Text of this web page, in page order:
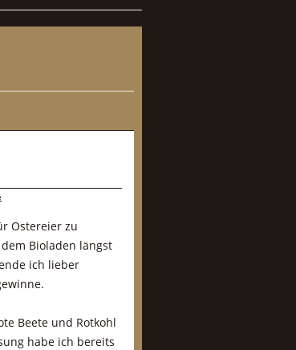
Ostereier zu
Bioladen längst
ich lieber
Beete und Rotkohl
habe ich bereits